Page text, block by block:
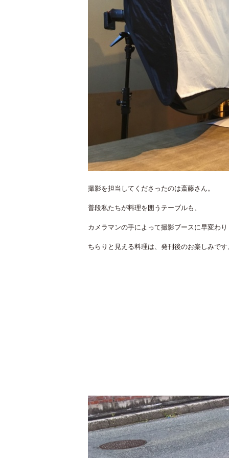
撮影を担当してくださったのは斎藤さん。
普段私たちが料理を囲うテーブルも、
カメラマンの手によって撮影ブースに早変わり
ちらりと見える料理は、発刊後のお楽しみです